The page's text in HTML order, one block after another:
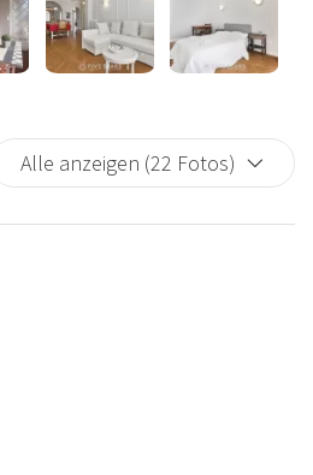
Alle anzeigen (22 Fotos)